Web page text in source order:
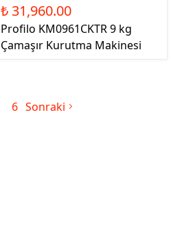
₺ 31,960.00
Profilo KM0961CKTR 9 kg
Çamaşır Kurutma Makinesi
6 Sonraki